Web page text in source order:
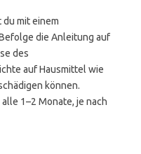
mit einem
die Anleitung auf
des
auf Hausmittel wie
können.
1–2 Monate, je nach